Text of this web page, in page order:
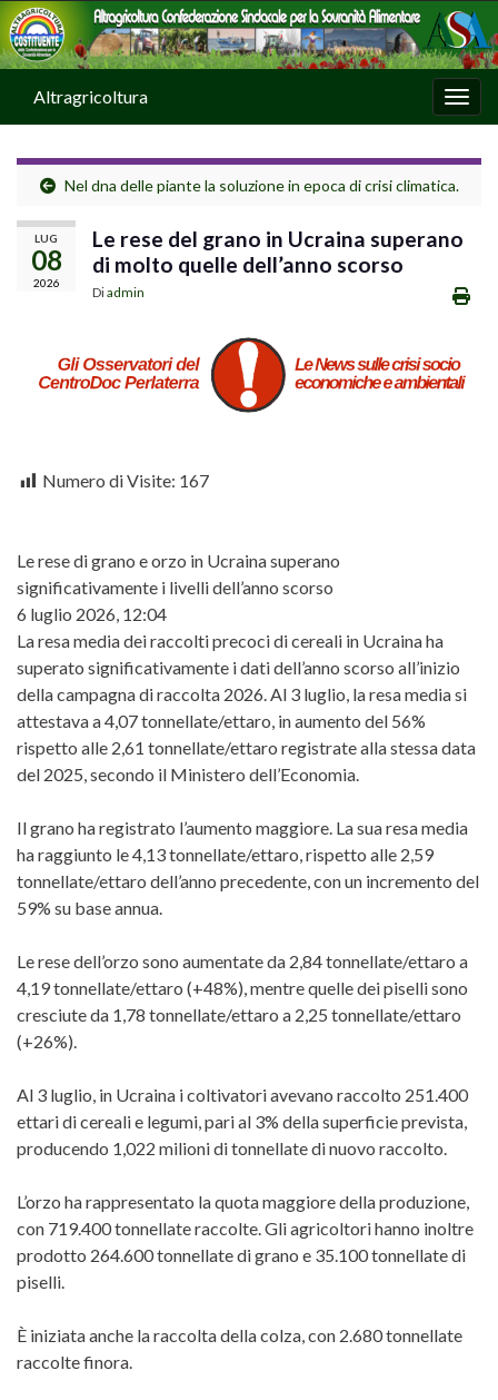
Altragricoltura
Nel dna delle piante la soluzione in epoca di crisi climatica.
LUG
08
2026
Le rese del grano in Ucraina superano
di molto quelle dell’anno scorso
Diadmin
Numero di Visite: 167
Le rese di grano e orzo in Ucraina superano
significativamente i livelli dell’anno scorso
6 luglio 2026, 12:04
La resa media dei raccolti precoci di cereali in Ucraina ha
superato significativamente i dati dell’anno scorso all’inizio
della campagna di raccolta 2026. Al 3 luglio, la resa media si
attestava a 4,07 tonnellate/ettaro, in aumento del 56%
rispetto alle 2,61 tonnellate/ettaro registrate alla stessa data
del 2025, secondo il Ministero dell’Economia.
Il grano ha registrato l’aumento maggiore. La sua resa media
ha raggiunto le 4,13 tonnellate/ettaro, rispetto alle 2,59
tonnellate/ettaro dell’anno precedente, con un incremento del
59% su base annua.
Le rese dell’orzo sono aumentate da 2,84 tonnellate/ettaro a
4,19 tonnellate/ettaro (+48%), mentre quelle dei piselli sono
cresciute da 1,78 tonnellate/ettaro a 2,25 tonnellate/ettaro
(+26%).
Al 3 luglio, in Ucraina i coltivatori avevano raccolto 251.400
ettari di cereali e legumi, pari al 3% della superficie prevista,
producendo 1,022 milioni di tonnellate di nuovo raccolto.
L’orzo ha rappresentato la quota maggiore della produzione,
con 719.400 tonnellate raccolte. Gli agricoltori hanno inoltre
prodotto 264.600 tonnellate di grano e 35.100 tonnellate di
piselli.
È iniziata anche la raccolta della colza, con 2.680 tonnellate
raccolte finora.